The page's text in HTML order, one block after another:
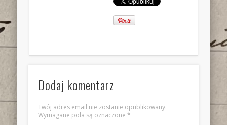
Dodaj komentarz
Twój adres email nie zostanie opublikowany.
Wymagane pola są oznaczone *